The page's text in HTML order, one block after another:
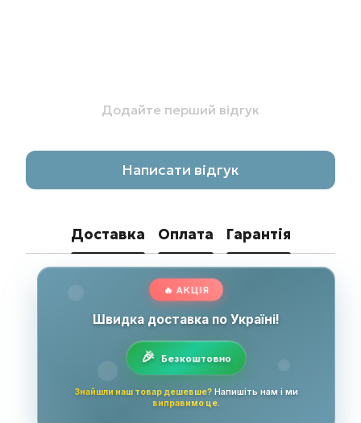
Додайте перший відгук
Написати відгук
Доставка Оплата Гарантія
🔥 АКЦІЯ
Швидка доставка по Україні!
Безкоштовно
Знайшли наш товар дешевше? Напишіть нам і ми
виправимо це.